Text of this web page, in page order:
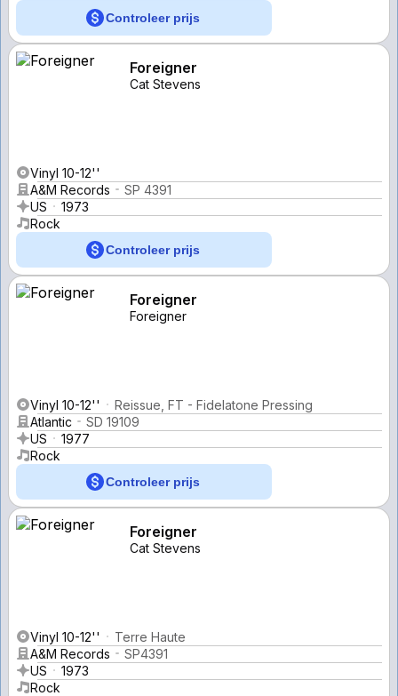
Controleer prijs
Foreigner
Cat Stevens
Vinyl 10-12''
A&M Records
SP 4391
US
1973
Rock
Controleer prijs
Foreigner
Foreigner
Vinyl 10-12''
Reissue, FT - Fidelatone Pressing
Atlantic
SD 19109
US
1977
Rock
Controleer prijs
Foreigner
Cat Stevens
Vinyl 10-12''
Terre Haute
A&M Records
SP4391
US
1973
Rock